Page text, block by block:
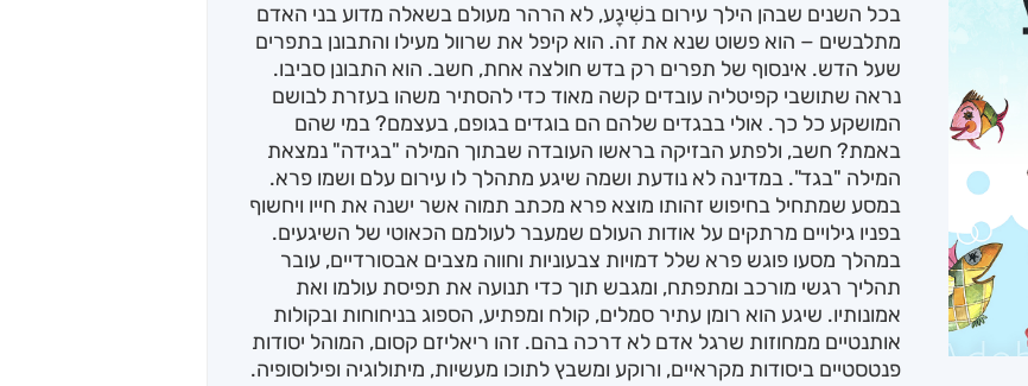
בכל השנים שבהן הילך עירום בשִׁיגָע, לא הרהר מעולם בשאלה מדוע בני האדם
מתלבשים − הוא פשוט שנא את זה. הוא קיפל את שרוול מעילו והתבונן בתפרים
שעל הדש. אינסוף של תפרים רק בדש חולצה אחת, חשב. הוא התבונן סביבו.
נראה שתושבי קפיטליה עובדים קשה מאוד כדי להסתיר משהו בעזרת לבושם
המושקע כל כך. אולי בבגדים שלהם הם בוגדים בגופם, בעצמם? במי שהם
באמת? חשב, ולפתע הבזיקה בראשו העובדה שבתוך המילה "בגידה" נמצאת
המילה "בגד". במדינה לא נודעת ושמה שיגע מתהלך לו עירום עלם ושמו פרא.
במסע שמתחיל בחיפוש זהותו מוצא פרא מכתב תמוה אשר ישנה את חייו ויחשוף
בפניו גילויים מרתקים על אודות העולם שמעבר לעולמם הכאוטי של השיגעים.
במהלך מסעו פוגש פרא שלל דמויות צבעוניות וחווה מצבים אבסורדיים, עובר
תהליך רגשי מורכב ומתפתח, ומגבש תוך כדי תנועה את תפיסת עולמו ואת
אמונותיו. שיגע הוא רומן עתיר סמלים, קולח ומפתיע, הספוג בניחוחות ובקולות
אותנטיים ממחוזות שרגל אדם לא דרכה בהם. זהו ריאליזם קסום, המוהל יסודות
פנטסטיים ביסודות מקראיים, ורוקע ומשבץ לתוכו מעשיות, מיתולוגיה ופילוסופיה.